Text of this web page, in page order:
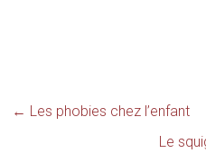
← Les phobies chez l’enfant
Le